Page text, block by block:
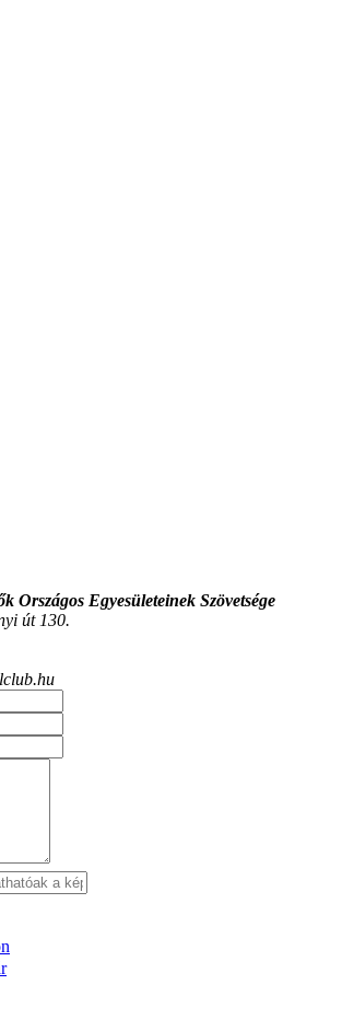
Országos Egyesületeinek Szövetsége
út 130.